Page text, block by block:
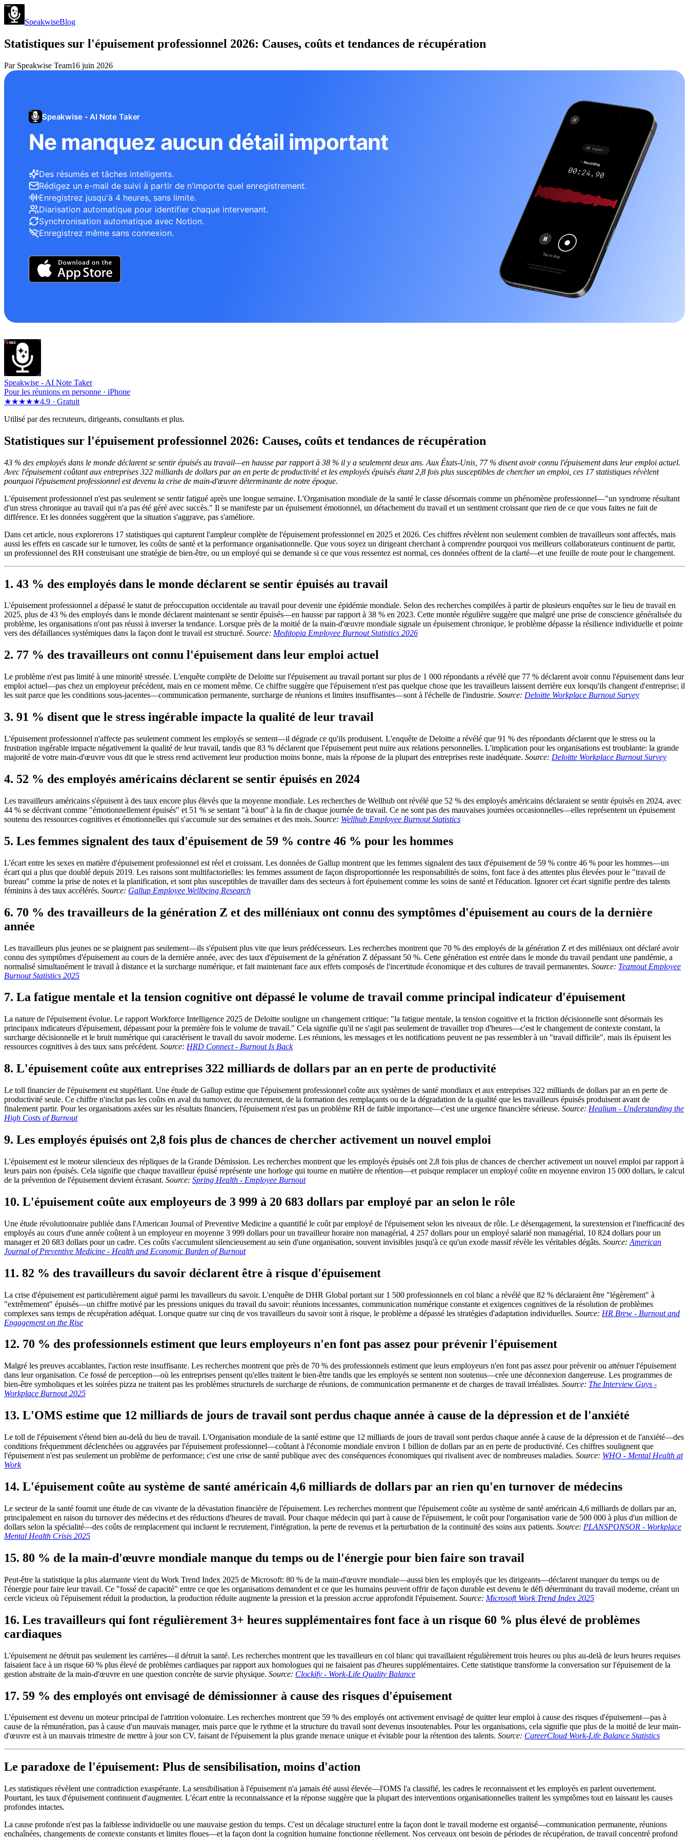
SpeakwiseBlog
Statistiques sur l'épuisement professionnel 2026: Causes, coûts et tendances de récupération
Par Speakwise Team16 juin 2026
Speakwise - AI Note Taker
Ne manquez aucun détail important
Des résumés et tâches intelligents.
Rédigez un e-mail de suivi à partir de n'importe quel enregistrement.
Enregistrez jusqu'à 4 heures, sans limite.
Diarisation automatique pour identifier chaque intervenant.
Synchronisation automatique avec Notion.
Enregistrez même sans connexion.
Speakwise - AI Note Taker
Pour les réunions en personne · iPhone
★★★★★4.9 · Gratuit
Utilisé par des recruteurs, dirigeants, consultants et plus.
Statistiques sur l'épuisement professionnel 2026: Causes, coûts et tendances de récupération
43 % des employés dans le monde déclarent se sentir épuisés au travail—en hausse par rapport à 38 % il y a seulement deux ans. Aux États-Unis, 77 % disent avoir connu l'épuisement dans leur emploi actuel.
Avec l'épuisement coûtant aux entreprises 322 milliards de dollars par an en perte de productivité et les employés épuisés étant 2,8 fois plus susceptibles de chercher un emploi, ces 17 statistiques révèlent
pourquoi l'épuisement professionnel est devenu la crise de main-d'œuvre déterminante de notre époque.
L'épuisement professionnel n'est pas seulement se sentir fatigué après une longue semaine. L'Organisation mondiale de la santé le classe désormais comme un phénomène professionnel—"un syndrome résultant
d'un stress chronique au travail qui n'a pas été géré avec succès." Il se manifeste par un épuisement émotionnel, un détachement du travail et un sentiment croissant que rien de ce que vous faites ne fait de
différence. Et les données suggèrent que la situation s'aggrave, pas s'améliore.
Dans cet article, nous explorerons 17 statistiques qui capturent l'ampleur complète de l'épuisement professionnel en 2025 et 2026. Ces chiffres révèlent non seulement combien de travailleurs sont affectés, mais
aussi les effets en cascade sur le turnover, les coûts de santé et la performance organisationnelle. Que vous soyez un dirigeant cherchant à comprendre pourquoi vos meilleurs collaborateurs continuent de partir,
un professionnel des RH construisant une stratégie de bien-être, ou un employé qui se demande si ce que vous ressentez est normal, ces données offrent de la clarté—et une feuille de route pour le changement.
1. 43 % des employés dans le monde déclarent se sentir épuisés au travail
L'épuisement professionnel a dépassé le statut de préoccupation occidentale au travail pour devenir une épidémie mondiale. Selon des recherches compilées à partir de plusieurs enquêtes sur le lieu de travail en
2025, plus de 43 % des employés dans le monde déclarent maintenant se sentir épuisés—en hausse par rapport à 38 % en 2023. Cette montée régulière suggère que malgré une prise de conscience généralisée du
problème, les organisations n'ont pas réussi à inverser la tendance. Lorsque près de la moitié de la main-d'œuvre mondiale signale un épuisement chronique, le problème dépasse la résilience individuelle et pointe
vers des défaillances systémiques dans la façon dont le travail est structuré. Source: Meditopia Employee Burnout Statistics 2026
2. 77 % des travailleurs ont connu l'épuisement dans leur emploi actuel
Le problème n'est pas limité à une minorité stressée. L'enquête complète de Deloitte sur l'épuisement au travail portant sur plus de 1 000 répondants a révélé que 77 % déclarent avoir connu l'épuisement dans leur
emploi actuel—pas chez un employeur précédent, mais en ce moment même. Ce chiffre suggère que l'épuisement n'est pas quelque chose que les travailleurs laissent derrière eux lorsqu'ils changent d'entreprise; il
les suit parce que les conditions sous-jacentes—communication permanente, surcharge de réunions et limites insuffisantes—sont à l'échelle de l'industrie. Source: Deloitte Workplace Burnout Survey
3. 91 % disent que le stress ingérable impacte la qualité de leur travail
L'épuisement professionnel n'affecte pas seulement comment les employés se sentent—il dégrade ce qu'ils produisent. L'enquête de Deloitte a révélé que 91 % des répondants déclarent que le stress ou la
frustration ingérable impacte négativement la qualité de leur travail, tandis que 83 % déclarent que l'épuisement peut nuire aux relations personnelles. L'implication pour les organisations est troublante: la grande
majorité de votre main-d'œuvre vous dit que le stress rend activement leur production moins bonne, mais la réponse de la plupart des entreprises reste inadéquate. Source: Deloitte Workplace Burnout Survey
4. 52 % des employés américains déclarent se sentir épuisés en 2024
Les travailleurs américains s'épuisent à des taux encore plus élevés que la moyenne mondiale. Les recherches de Wellhub ont révélé que 52 % des employés américains déclaraient se sentir épuisés en 2024, avec
44 % se décrivant comme "émotionnellement épuisés" et 51 % se sentant "à bout" à la fin de chaque journée de travail. Ce ne sont pas des mauvaises journées occasionnelles—elles représentent un épuisement
soutenu des ressources cognitives et émotionnelles qui s'accumule sur des semaines et des mois. Source: Wellhub Employee Burnout Statistics
5. Les femmes signalent des taux d'épuisement de 59 % contre 46 % pour les hommes
L'écart entre les sexes en matière d'épuisement professionnel est réel et croissant. Les données de Gallup montrent que les femmes signalent des taux d'épuisement de 59 % contre 46 % pour les hommes—un
écart qui a plus que doublé depuis 2019. Les raisons sont multifactorielles: les femmes assument de façon disproportionnée les responsabilités de soins, font face à des attentes plus élevées pour le "travail de
bureau" comme la prise de notes et la planification, et sont plus susceptibles de travailler dans des secteurs à fort épuisement comme les soins de santé et l'éducation. Ignorer cet écart signifie perdre des talents
féminins à des taux accélérés. Source: Gallup Employee Wellbeing Research
6. 70 % des travailleurs de la génération Z et des milléniaux ont connu des symptômes d'épuisement au cours de la dernière
année
Les travailleurs plus jeunes ne se plaignent pas seulement—ils s'épuisent plus vite que leurs prédécesseurs. Les recherches montrent que 70 % des employés de la génération Z et des milléniaux ont déclaré avoir
connu des symptômes d'épuisement au cours de la dernière année, avec des taux d'épuisement de la génération Z dépassant 50 %. Cette génération est entrée dans le monde du travail pendant une pandémie, a
normalisé simultanément le travail à distance et la surcharge numérique, et fait maintenant face aux effets composés de l'incertitude économique et des cultures de travail permanentes. Source: Teamout Employee
Burnout Statistics 2025
7. La fatigue mentale et la tension cognitive ont dépassé le volume de travail comme principal indicateur d'épuisement
La nature de l'épuisement évolue. Le rapport Workforce Intelligence 2025 de Deloitte souligne un changement critique: "la fatigue mentale, la tension cognitive et la friction décisionnelle sont désormais les
principaux indicateurs d'épuisement, dépassant pour la première fois le volume de travail." Cela signifie qu'il ne s'agit pas seulement de travailler trop d'heures—c'est le changement de contexte constant, la
surcharge décisionnelle et le bruit numérique qui caractérisent le travail du savoir moderne. Les réunions, les messages et les notifications peuvent ne pas ressembler à un "travail difficile", mais ils épuisent les
ressources cognitives à des taux sans précédent. Source: HRD Connect - Burnout Is Back
8. L'épuisement coûte aux entreprises 322 milliards de dollars par an en perte de productivité
Le toll financier de l'épuisement est stupéfiant. Une étude de Gallup estime que l'épuisement professionnel coûte aux systèmes de santé mondiaux et aux entreprises 322 milliards de dollars par an en perte de
productivité seule. Ce chiffre n'inclut pas les coûts en aval du turnover, du recrutement, de la formation des remplaçants ou de la dégradation de la qualité que les travailleurs épuisés produisent avant de
finalement partir. Pour les organisations axées sur les résultats financiers, l'épuisement n'est pas un problème RH de faible importance—c'est une urgence financière sérieuse. Source: Healium - Understanding the
High Costs of Burnout
9. Les employés épuisés ont 2,8 fois plus de chances de chercher activement un nouvel emploi
L'épuisement est le moteur silencieux des répliques de la Grande Démission. Les recherches montrent que les employés épuisés ont 2,8 fois plus de chances de chercher activement un nouvel emploi par rapport à
leurs pairs non épuisés. Cela signifie que chaque travailleur épuisé représente une horloge qui tourne en matière de rétention—et puisque remplacer un employé coûte en moyenne environ 15 000 dollars, le calcul
de la prévention de l'épuisement devient écrasant. Source: Spring Health - Employee Burnout
10. L'épuisement coûte aux employeurs de 3 999 à 20 683 dollars par employé par an selon le rôle
Une étude révolutionnaire publiée dans l'American Journal of Preventive Medicine a quantifié le coût par employé de l'épuisement selon les niveaux de rôle. Le désengagement, la surextension et l'inefficacité des
employés au cours d'une année coûtent à un employeur en moyenne 3 999 dollars pour un travailleur horaire non managérial, 4 257 dollars pour un employé salarié non managérial, 10 824 dollars pour un
manager et 20 683 dollars pour un cadre. Ces coûts s'accumulent silencieusement au sein d'une organisation, souvent invisibles jusqu'à ce qu'un exode massif révèle les véritables dégâts. Source: American
Journal of Preventive Medicine - Health and Economic Burden of Burnout
11. 82 % des travailleurs du savoir déclarent être à risque d'épuisement
La crise d'épuisement est particulièrement aiguë parmi les travailleurs du savoir. L'enquête de DHR Global portant sur 1 500 professionnels en col blanc a révélé que 82 % déclaraient être "légèrement" à
"extrêmement" épuisés—un chiffre motivé par les pressions uniques du travail du savoir: réunions incessantes, communication numérique constante et exigences cognitives de la résolution de problèmes
complexes sans temps de récupération adéquat. Lorsque quatre sur cinq de vos travailleurs du savoir sont à risque, le problème a dépassé les stratégies d'adaptation individuelles. Source: HR Brew - Burnout and
Engagement on the Rise
12. 70 % des professionnels estiment que leurs employeurs n'en font pas assez pour prévenir l'épuisement
Malgré les preuves accablantes, l'action reste insuffisante. Les recherches montrent que près de 70 % des professionnels estiment que leurs employeurs n'en font pas assez pour prévenir ou atténuer l'épuisement
dans leur organisation. Ce fossé de perception—où les entreprises pensent qu'elles traitent le bien-être tandis que les employés se sentent non soutenus—crée une déconnexion dangereuse. Les programmes de
bien-être symboliques et les soirées pizza ne traitent pas les problèmes structurels de surcharge de réunions, de communication permanente et de charges de travail irréalistes. Source: The Interview Guys -
Workplace Burnout 2025
13. L'OMS estime que 12 milliards de jours de travail sont perdus chaque année à cause de la dépression et de l'anxiété
Le toll de l'épuisement s'étend bien au-delà du lieu de travail. L'Organisation mondiale de la santé estime que 12 milliards de jours de travail sont perdus chaque année à cause de la dépression et de l'anxiété—des
conditions fréquemment déclenchées ou aggravées par l'épuisement professionnel—coûtant à l'économie mondiale environ 1 billion de dollars par an en perte de productivité. Ces chiffres soulignent que
l'épuisement n'est pas seulement un problème de performance; c'est une crise de santé publique avec des conséquences économiques qui rivalisent avec de nombreuses maladies. Source: WHO - Mental Health at
Work
14. L'épuisement coûte au système de santé américain 4,6 milliards de dollars par an rien qu'en turnover de médecins
Le secteur de la santé fournit une étude de cas vivante de la dévastation financière de l'épuisement. Les recherches montrent que l'épuisement coûte au système de santé américain 4,6 milliards de dollars par an,
principalement en raison du turnover des médecins et des réductions d'heures de travail. Pour chaque médecin qui part à cause de l'épuisement, le coût pour l'organisation varie de 500 000 à plus d'un million de
dollars selon la spécialité—des coûts de remplacement qui incluent le recrutement, l'intégration, la perte de revenus et la perturbation de la continuité des soins aux patients. Source: PLANSPONSOR - Workplace
Mental Health Crisis 2025
15. 80 % de la main-d'œuvre mondiale manque du temps ou de l'énergie pour bien faire son travail
Peut-être la statistique la plus alarmante vient du Work Trend Index 2025 de Microsoft: 80 % de la main-d'œuvre mondiale—aussi bien les employés que les dirigeants—déclarent manquer du temps ou de
l'énergie pour faire leur travail. Ce "fossé de capacité" entre ce que les organisations demandent et ce que les humains peuvent offrir de façon durable est devenu le défi déterminant du travail moderne, créant un
cercle vicieux où l'épuisement réduit la production, la production réduite augmente la pression et la pression accrue approfondit l'épuisement. Source: Microsoft Work Trend Index 2025
16. Les travailleurs qui font régulièrement 3+ heures supplémentaires font face à un risque 60 % plus élevé de problèmes
cardiaques
L'épuisement ne détruit pas seulement les carrières—il détruit la santé. Les recherches montrent que les travailleurs en col blanc qui travaillaient régulièrement trois heures ou plus au-delà de leurs heures requises
faisaient face à un risque 60 % plus élevé de problèmes cardiaques par rapport aux homologues qui ne faisaient pas d'heures supplémentaires. Cette statistique transforme la conversation sur l'épuisement de la
gestion abstraite de la main-d'œuvre en une question concrète de survie physique. Source: Clockify - Work-Life Quality Balance
17. 59 % des employés ont envisagé de démissionner à cause des risques d'épuisement
L'épuisement est devenu un moteur principal de l'attrition volontaire. Les recherches montrent que 59 % des employés ont activement envisagé de quitter leur emploi à cause des risques d'épuisement—pas à
cause de la rémunération, pas à cause d'un mauvais manager, mais parce que le rythme et la structure du travail sont devenus insoutenables. Pour les organisations, cela signifie que plus de la moitié de leur main-
d'œuvre est à un mauvais trimestre de mettre à jour son CV, faisant de l'épuisement la plus grande menace unique et évitable pour la rétention des talents. Source: CareerCloud Work-Life Balance Statistics
Le paradoxe de l'épuisement: Plus de sensibilisation, moins d'action
Les statistiques révèlent une contradiction exaspérante. La sensibilisation à l'épuisement n'a jamais été aussi élevée—l'OMS l'a classifié, les cadres le reconnaissent et les employés en parlent ouvertement.
Pourtant, les taux d'épuisement continuent d'augmenter. L'écart entre la reconnaissance et la réponse suggère que la plupart des interventions organisationnelles traitent les symptômes tout en laissant les causes
profondes intactes.
La cause profonde n'est pas la faiblesse individuelle ou une mauvaise gestion du temps. C'est un décalage structurel entre la façon dont le travail moderne est organisé—communication permanente, réunions
enchaînées, changements de contexte constants et limites floues—et la façon dont la cognition humaine fonctionne réellement. Nos cerveaux ont besoin de périodes de récupération, de travail concentré profond